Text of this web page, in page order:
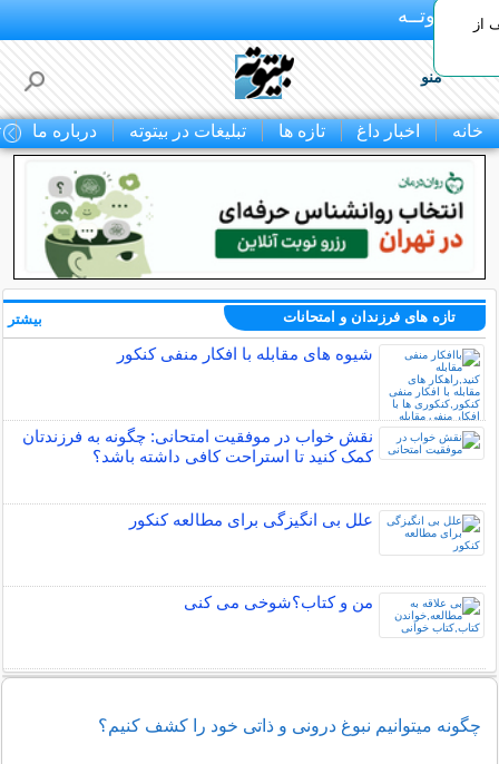
بـیتوتــه
منو
خانه اخبار داغ تازه ها تبلیغات در بیتوته درباره ما
تخفیف از
تازه های فرزندان و امتحانات
شیوه های مقابله با افکار منفی کنکور
نقش خواب در موفقیت امتحانی: چگونه به فرزندتان
کمک کنید تا استراحت کافی داشته باشد؟
علل بی انگیزگی برای مطالعه کنکور
من و کتاب؟شوخی می کنی
بیشتر
چگونه میتوانیم نبوغ درونی و ذاتی خود را کشف کنیم؟